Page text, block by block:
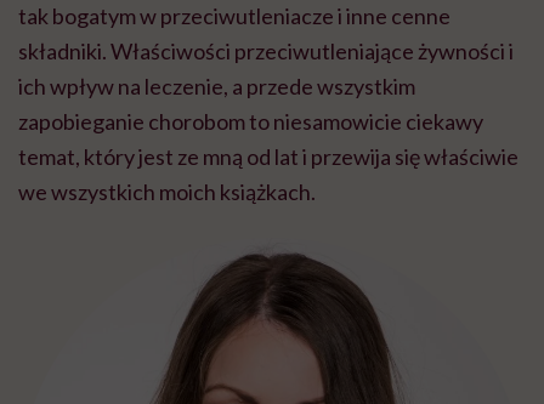
tak bogatym w przeciwutleniacze i inne cenne
składniki. Właściwości przeciwutleniające żywności i
ich wpływ na leczenie, a przede wszystkim
zapobieganie chorobom to niesamowicie ciekawy
temat, który jest ze mną od lat i przewija się właściwie
we wszystkich moich książkach.